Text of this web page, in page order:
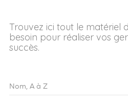
Trouvez ici tout le matériel
besoin pour réaliser vos
succès.
Nom, A à Z